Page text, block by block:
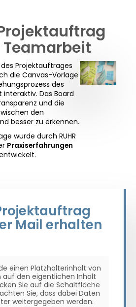
Projektauftrages
die Canvas-Vorlage
des
Das Board
und die
den
besser zu erkennen.
wurde durch RUHR
Praxiserfahrungen
Mail erhalten
einen Platzhalterinhalt von
auf den eigentlichen Inhalt
Sie auf die Schaltfläche
Sie, dass dabei Daten
weitergegeben werden.